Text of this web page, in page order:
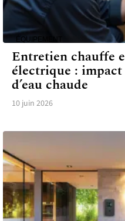
ÉQUIPEMENT
Entretien chauffe
électrique :
d’eau chaude
10 juin 2026